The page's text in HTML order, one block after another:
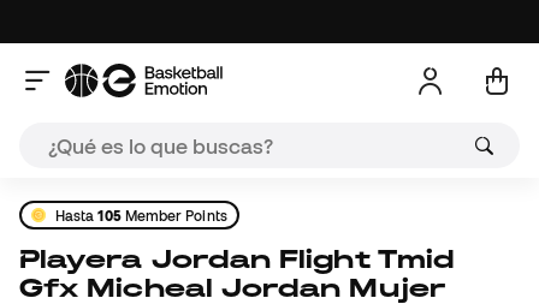
Hasta105Member Points
Playera Jordan Flight Tmid
Gfx Micheal Jordan Mujer